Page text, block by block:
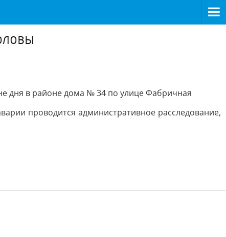
дня в районе дома № 34 по улице Фабричная
проводится административное расследование,